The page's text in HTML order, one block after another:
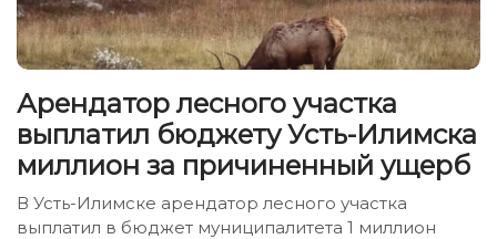
Арендатор лесного участка
выплатил бюджету Усть-Илимска
миллион за причиненный ущерб
В Усть-Илимске арендатор лесного участка
выплатил в бюджет муниципалитета 1 миллион